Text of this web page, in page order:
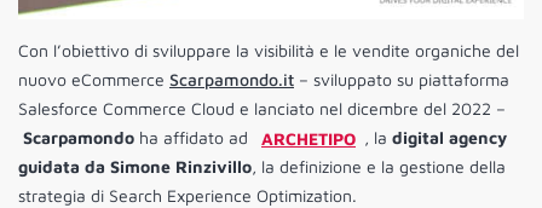
Con l’obiettivo di sviluppare la visibilità e le vendite organiche del
nuovo eCommerce Scarpamondo.it – sviluppato su piattaforma
Salesforce Commerce Cloud e lanciato nel dicembre del 2022 –
Scarpamondo ha affidato ad ARCHETIPO , la digital agency
guidata da Simone Rinzivillo, la definizione e la gestione della
strategia di Search Experience Optimization.